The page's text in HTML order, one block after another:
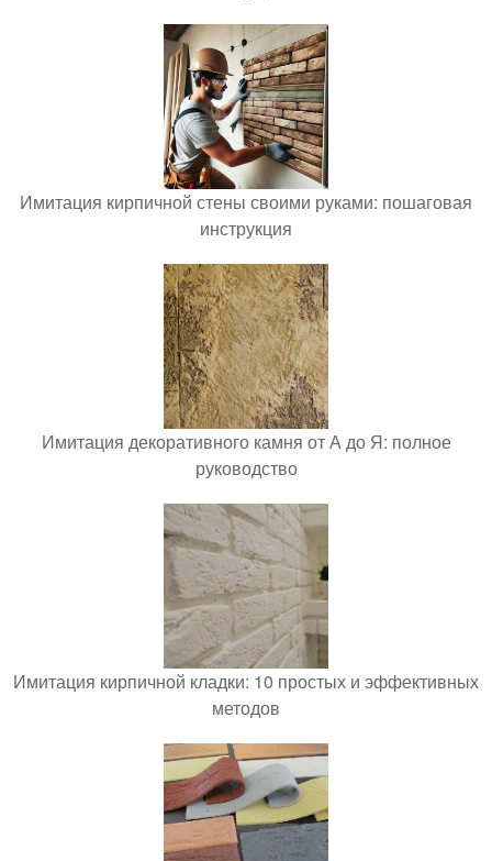
Имитация кирпичной стены своими руками: пошаговая
инструкция
Имитация декоративного камня от А до Я: полное
руководство
Имитация кирпичной кладки: 10 простых и эффективных
методов